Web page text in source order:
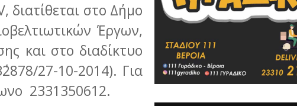
στο Δήμο
Έργων,
και στο διαδίκτυο
27-10-2014). Για
2331350612.